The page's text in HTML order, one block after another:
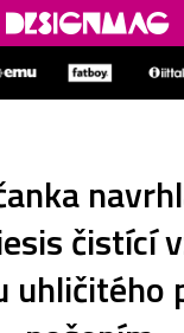
čistící
uhličitého